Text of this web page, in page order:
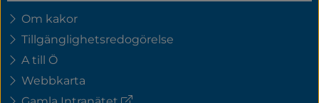
Om kakor
Tillgänglighetsredogörelse
A till Ö
Webbkarta